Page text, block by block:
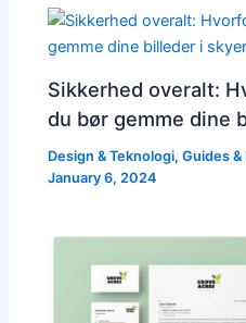
Sikkerhed overalt:
du bør gemme dine
Design & Teknologi,Guides
January 6, 2024